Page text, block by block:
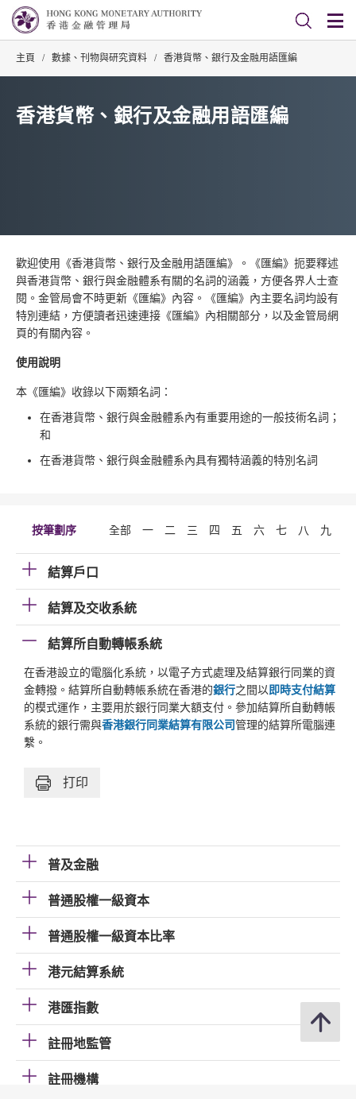
主頁 / 數據、刊物與研究資料 / 香港貨幣、銀行及金融用語匯編
香港貨幣、銀行及金融用語匯編
歡迎使用《香港貨幣、銀行及金融用語匯編》。《匯編》扼要釋述
與香港貨幣、銀行與金融體系有關的名詞的涵義，方便各界人士查
閱。金管局會不時更新《匯編》內容。《匯編》內主要名詞均設有
特別連結，方便讀者迅速連接《匯編》內相關部分，以及金管局網
頁的有關內容。
使用說明
本《匯編》收錄以下兩類名詞：
在香港貨幣、銀行與金融體系內有重要用途的一般技術名詞；
和
在香港貨幣、銀行與金融體系內具有獨特涵義的特別名詞
按筆劃序 全部 一 二 三 四 五 六 七 八 九
結算戶口
結算及交收系統
結算所自動轉帳系統
在香港設立的電腦化系統，以電子方式處理及結算銀行同業的資
金轉撥。結算所自動轉帳系統在香港的銀行之間以即時支付結算
的模式運作，主要用於銀行同業大額支付。參加結算所自動轉帳
系統的銀行需與香港銀行同業結算有限公司 管理的結算所電腦連
繫。
打印
普及金融
普通股權一級資本
普通股權一級資本比率
港元結算系統
港匯指數
註冊地監管
註冊機構